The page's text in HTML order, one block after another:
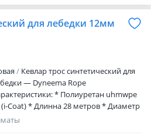
Высокая износостойкость
самого высокого качества Не
для лебедки 12мм
Кевлар трос синтетический для
— Dyneema Rope
* Полиуретан uhmwpe
Coat) * Длинна 28 метров * Диаметр
мм * Усилие на разрыв 29040 lbs,